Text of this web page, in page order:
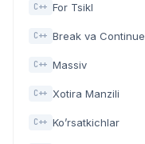
C++ For Tsikl
C++ Break va Continue
C++ Massiv
C++ Xotira Manzili
C++ Ko’rsatkichlar